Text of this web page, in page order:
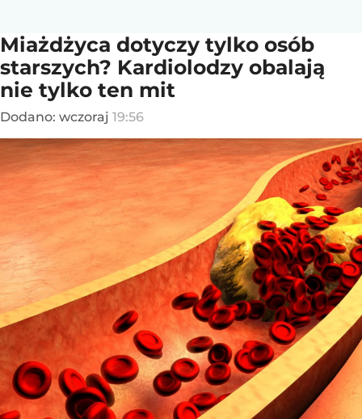
Miażdżyca dotyczy tylko osób
starszych? Kardiolodzy obalają
nie tylko ten mit
Dodano: wczoraj 19:56